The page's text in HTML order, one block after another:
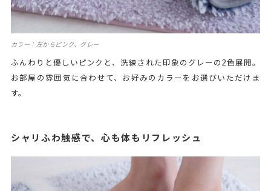
カラー：左からピンク、グレー
ふんわりと優しいピンクと、洗練された印象のグレーの2色展開。
お部屋の雰囲気に合わせて、お好みのカラーをお選びいただけま
す。
シャリふわ触感で、心も体もリフレッシュ